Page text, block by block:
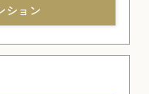
ション